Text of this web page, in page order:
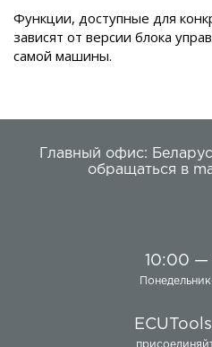
Функции, доступные для
зависят от версии блока
самой машины.
Главный офис:
обращаться в
10:00 —